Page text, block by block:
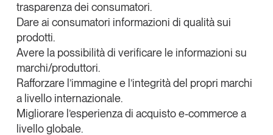
trasparenza dei consumatori.
Dare ai consumatori informazioni di qualità sui
prodotti.
Avere la possibilità di verificare le informazioni su
marchi/produttori.
Rafforzare l’immagine e l’integrità del propri marchi
a livello internazionale.
Migliorare l’esperienza di acquisto e-commerce a
livello globale.